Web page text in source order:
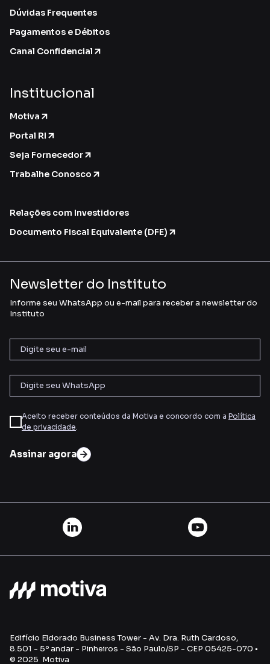
Dúvidas Frequentes
Pagamentos e Débitos
Canal Confidencial
Institucional
Motiva
Portal RI
Seja Fornecedor
Trabalhe Conosco
Relações com Investidores
Documento Fiscal Equivalente (DFE)
Newsletter do Instituto
Informe seu WhatsApp ou e-mail para receber a newsletter do
Instituto
Aceito receber conteúdos da Motiva e concordo com a Política
de privacidade.
Assinar agora
Edifício Eldorado Business Tower - Av. Dra. Ruth Cardoso,
8.501 - 5º andar - Pinheiros - São Paulo/SP - CEP 05425-070 •
© 2025 Motiva